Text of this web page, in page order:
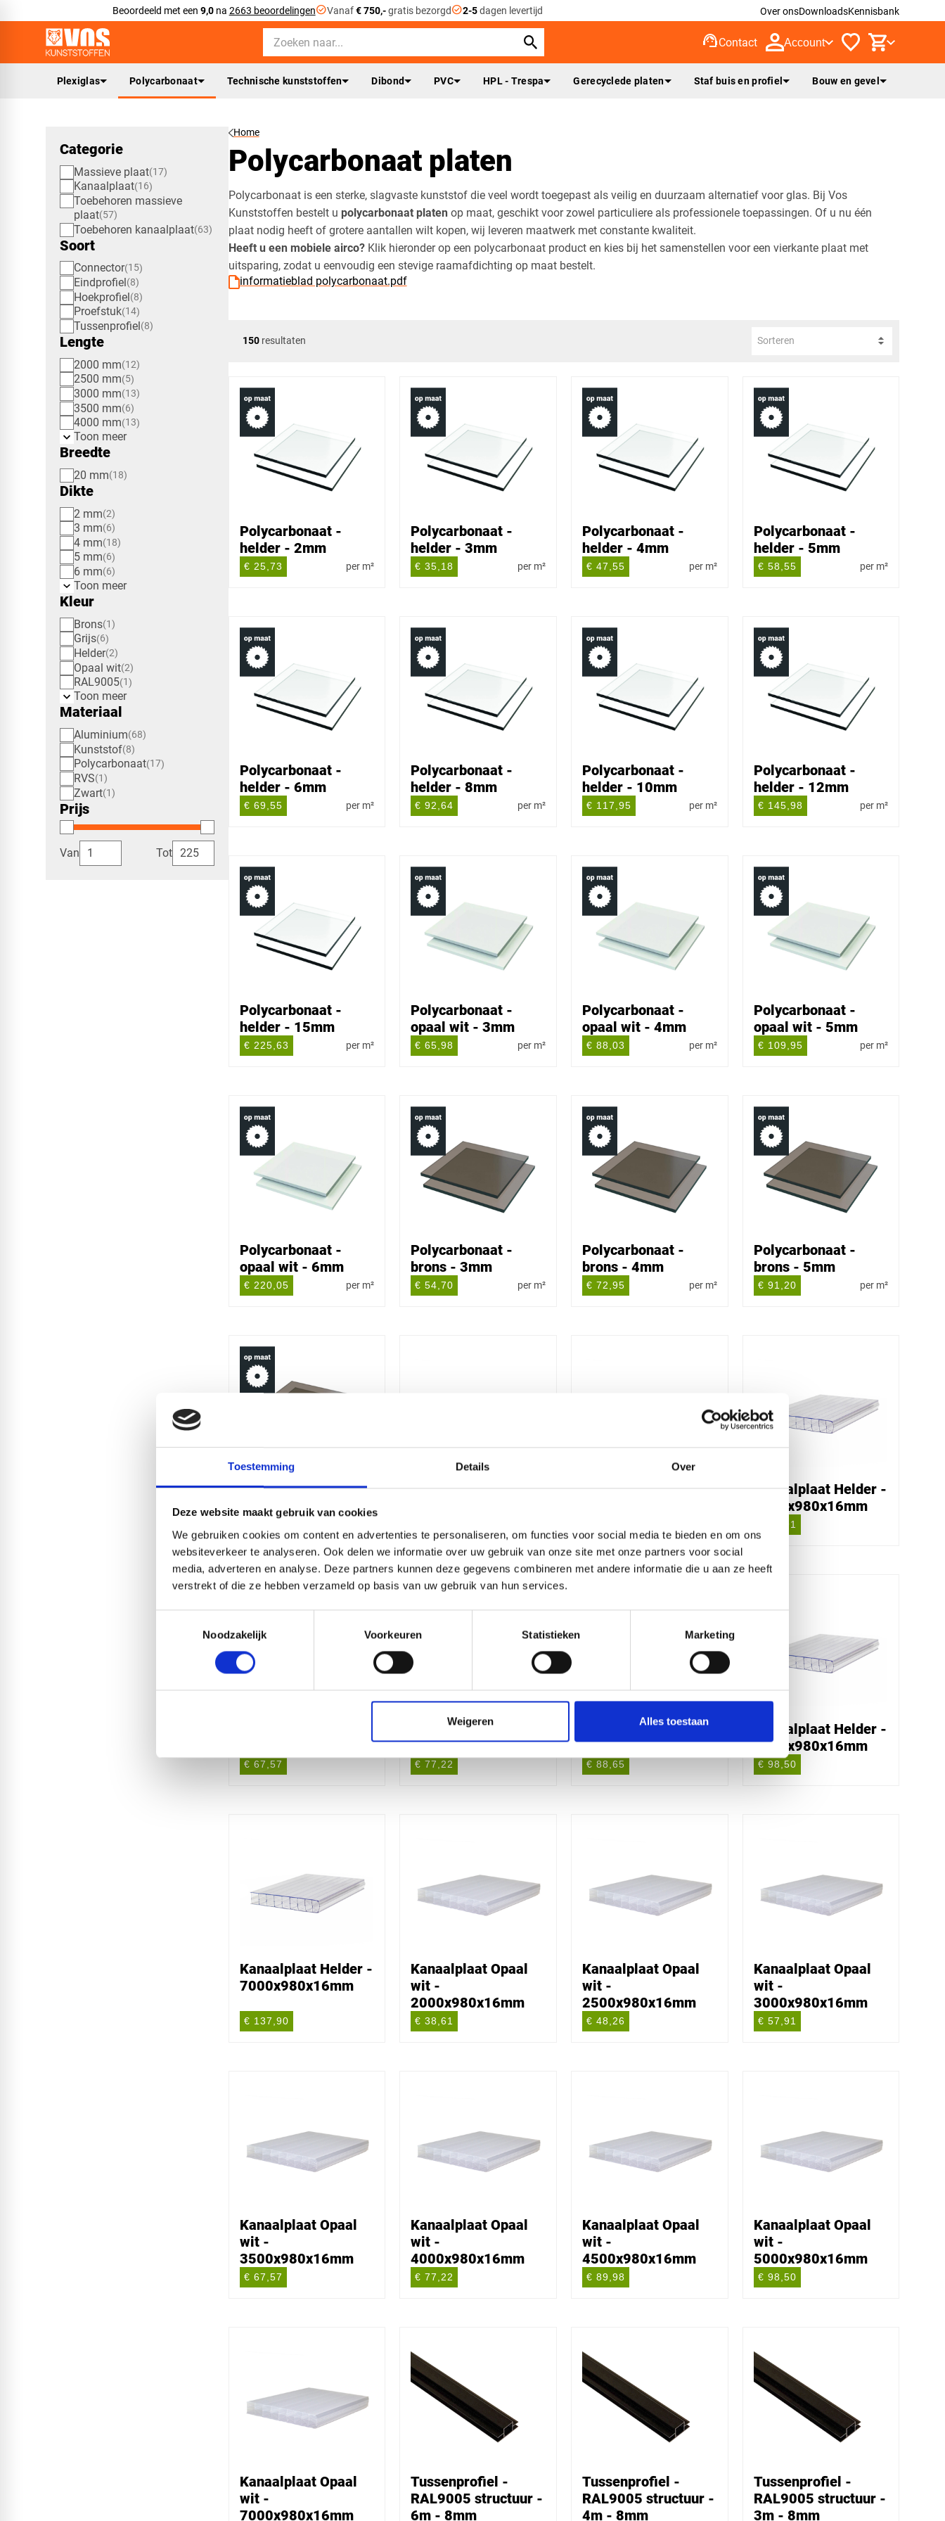
Toestemming Details Over
Deze website maakt gebruik van cookies
We gebruiken cookies om content en advertenties te personaliseren, om functies voor social media te bieden en om ons
websiteverkeer te analyseren. Ook delen we informatie over uw gebruik van onze site met onze partners voor social
media, adverteren en analyse. Deze partners kunnen deze gegevens combineren met andere informatie die u aan ze heeft
verstrekt of die ze hebben verzameld op basis van uw gebruik van hun services.
Noodzakelijk
Voorkeuren Statistieken Marketing
Weigeren Alles toestaan
Beoordeeld met een 9,0na 2663 beoordelingencheck_circleVanaf€ 750,-gratis bezorgdcheck_circle2-5dagen levertijd Over onsDownloadsKennisbank
support_agentContact Account
Plexiglas Polycarbonaat Technische kunststoffen Dibond PVC HPL - Trespa Gerecyclede platen Staf buis en profiel Bouw en gevel
Categorie
Massieve plaat 17
Kanaalplaat 16
Toebehoren massieve
plaat 57
Toebehoren kanaalplaat 63
Soort
Connector 15
Eindprofiel 8
Hoekprofiel 8
Proefstuk 14
Tussenprofiel 8
Lengte
2000 mm 12
2500 mm 5
3000 mm 13
3500 mm 6
4000 mm 13
Toon meer
Breedte
20 mm 18
Dikte
2 mm 2
3 mm 6
4 mm 18
5 mm 6
6 mm 6
Toon meer
Kleur
Brons 1
Grijs 6
Helder 2
Opaal wit 2
RAL9005 1
Toon meer
Materiaal
Aluminium 68
Kunststof 8
Polycarbonaat 17
RVS 1
Zwart 1
Prijs
Van Tot
Home
Polycarbonaat platen
Polycarbonaat is een sterke, slagvaste kunststof die veel wordt toegepast als veilig en duurzaam alternatief voor glas. Bij Vos
Kunststoffen bestelt u polycarbonaat platen op maat, geschikt voor zowel particuliere als professionele toepassingen. Of u nu één
plaat nodig heeft of grotere aantallen wilt kopen, wij leveren maatwerk met constante kwaliteit.
Heeft u een mobiele airco?Klik hieronder op een polycarbonaat product en kies bij het samenstellen voor een vierkante plaat met
uitsparing, zodat u eenvoudig een stevige raamafdichting op maat bestelt.
informatieblad polycarbonaat.pdf
150resultaten Sorteren
Polycarbonaat -
helder - 2mm
€ 25,73 per m²
Polycarbonaat -
helder - 3mm
€ 35,18 per m²
Polycarbonaat -
helder - 4mm
€ 47,55 per m²
Polycarbonaat -
helder - 5mm
€ 58,55 per m²
Polycarbonaat -
helder - 6mm
€ 69,55 per m²
Polycarbonaat -
helder - 8mm
€ 92,64 per m²
Polycarbonaat -
helder - 10mm
€ 117,95 per m²
Polycarbonaat -
helder - 12mm
€ 145,98 per m²
Polycarbonaat -
helder - 15mm
€ 225,63 per m²
Polycarbonaat -
opaal wit - 3mm
€ 65,98 per m²
Polycarbonaat -
opaal wit - 4mm
€ 88,03 per m²
Polycarbonaat -
opaal wit - 5mm
€ 109,95 per m²
Polycarbonaat -
opaal wit - 6mm
€ 220,05 per m²
Polycarbonaat -
brons - 3mm
€ 54,70 per m²
Polycarbonaat -
brons - 4mm
€ 72,95 per m²
Polycarbonaat -
brons - 5mm
€ 91,20 per m²
Polycarbonaat -
brons - 6mm
Kanaalplaat Helder -
Kanaalplaat Helder -
Kanaalplaat Helder -
3000x980x16mm
€ 57,91
€ 67,57
Kanaalplaat Helder -
4000x980x16mm
€ 77,22
Kanaalplaat Helder -
4500x980x16mm
€ 88,65
Kanaalplaat Helder -
5000x980x16mm
€ 98,50
Kanaalplaat Helder -
7000x980x16mm
€ 137,90
Kanaalplaat Opaal
wit -
2000x980x16mm
€ 38,61
Kanaalplaat Opaal
wit -
2500x980x16mm
€ 48,26
Kanaalplaat Opaal
wit -
3000x980x16mm
€ 57,91
Kanaalplaat Opaal
wit -
3500x980x16mm
€ 67,57
Kanaalplaat Opaal
wit -
4000x980x16mm
€ 77,22
Kanaalplaat Opaal
wit -
4500x980x16mm
€ 89,98
Kanaalplaat Opaal
wit -
5000x980x16mm
€ 98,50
Kanaalplaat Opaal
wit -
7000x980x16mm
Tussenprofiel -
RAL9005 structuur -
6m - 8mm
Tussenprofiel -
RAL9005 structuur -
4m - 8mm
Tussenprofiel -
RAL9005 structuur -
3m - 8mm